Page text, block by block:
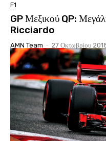
F1
GP Μεξικού QP:
Ricciardo
AMN Team - 27 Οκτωβρίου